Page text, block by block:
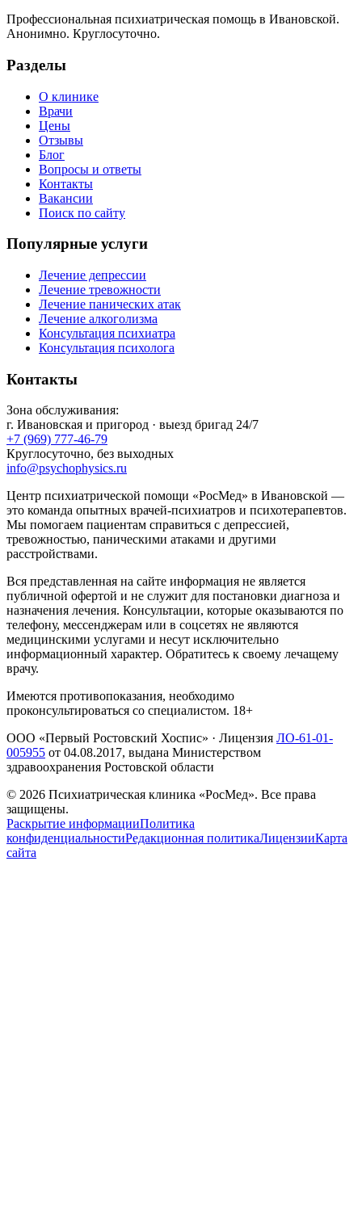
Профессиональная психиатрическая помощь в Ивановской.
Анонимно. Круглосуточно.
Разделы
О клинике
Врачи
Цены
Отзывы
Блог
Вопросы и ответы
Контакты
Вакансии
Поиск по сайту
Популярные услуги
Лечение депрессии
Лечение тревожности
Лечение панических атак
Лечение алкоголизма
Консультация психиатра
Консультация психолога
Контакты
Зона обслуживания:
г. Ивановская и пригород · выезд бригад 24/7
+7 (969) 777-46-79
Круглосуточно, без выходных
info@psychophysics.ru
Центр психиатрической помощи «РосМед» в Ивановской —
это команда опытных врачей-психиатров и психотерапевтов.
Мы помогаем пациентам справиться с депрессией,
тревожностью, паническими атаками и другими
расстройствами.
Вся представленная на сайте информация не является
публичной офертой и не служит для постановки диагноза и
назначения лечения. Консультации, которые оказываются по
телефону, мессенджерам или в соцсетях не являются
медицинскими услугами и несут исключительно
информационный характер. Обратитесь к своему лечащему
врачу.
Имеются противопоказания, необходимо
проконсультироваться со специалистом. 18+
ООО «Первый Ростовский Хоспис» · Лицензия ЛО-61-01-
005955 от 04.08.2017, выдана Министерством
здравоохранения Ростовской области
© 2026 Психиатрическая клиника «РосМед». Все права
защищены.
Раскрытие информацииПолитика
конфиденциальностиРедакционная политикаЛицензииКарта
сайта